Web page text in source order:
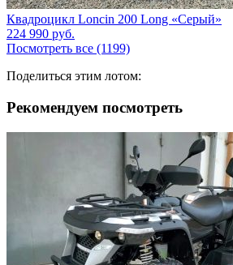
Квадроцикл Loncin 200 Long «Серый»
224 990 руб.
Посмотреть все (1199)
Поделиться этим лотом:
Рекомендуем посмотреть